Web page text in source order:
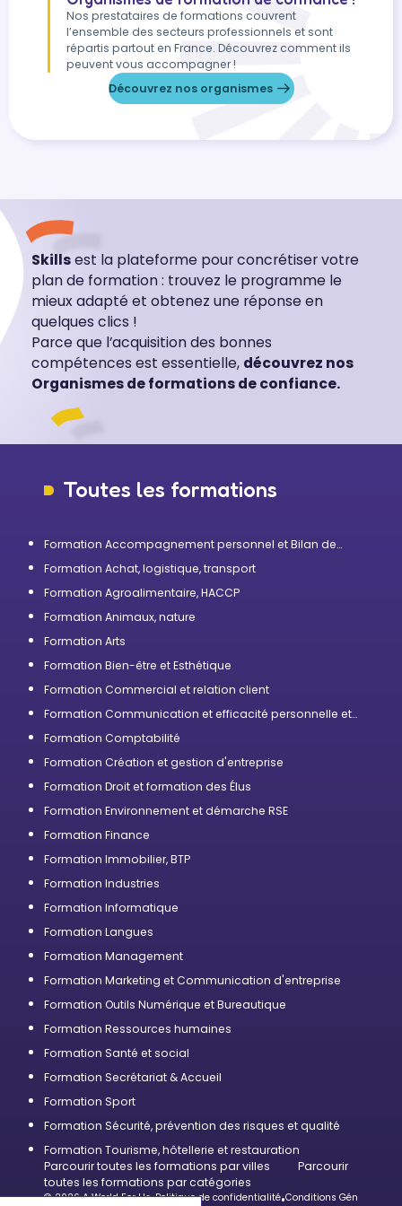
Nos prestataires de formations couvrent
l’ensemble des secteurs professionnels et sont
répartis partout en France. Découvrez comment ils
peuvent vous accompagner !
Découvrez nos organismes
Skillsest la plateforme pour concrétiser votre
plan de formation : trouvez le programme le
mieux adapté et obtenez une réponse en
quelques clics !
Parce que l’acquisition des bonnes
compétences est essentielle, découvrez nos
Organismes de formations de confiance.
Toutes les formations
Formation Accompagnement personnel et Bilan de
Formation Achat, logistique, transport
Formation Agroalimentaire, HACCP
Formation Animaux, nature
Formation Arts
Formation Bien-être et Esthétique
Formation Commercial et relation client
Formation Communication et efficacité personnelle et
Formation Comptabilité
Formation Création et gestion d'entreprise
Formation Droit et formation des Élus
Formation Environnement et démarche RSE
Formation Finance
Formation Immobilier, BTP
Formation Industries
Formation Informatique
Formation Langues
Formation Management
Formation Marketing et Communication d'entreprise
Formation Outils Numérique et Bureautique
Formation Ressources humaines
Formation Santé et social
Formation Secrétariat & Accueil
Formation Sport
Formation Sécurité, prévention des risques et qualité
Formation Tourisme, hôtellerie et restauration
Parcourir toutes les formations par villes
Parcourir
toutes les formations par catégories
© 2026 A World For Us•Politique de confidentialité•Conditions Générales